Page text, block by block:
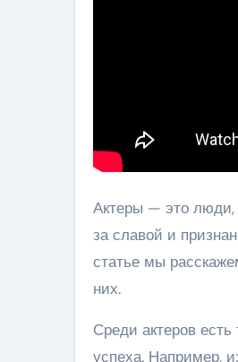
Актеры — это люди,
за славой и
статье мы
них.
Среди актеров
успеха. Например,